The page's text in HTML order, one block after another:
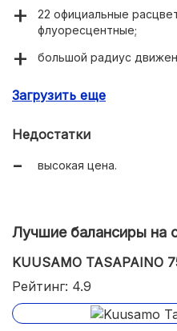
22 официальные
флуоресцентные;
большой радиус
Загрузить еще
Недостатки
высокая цена.
Лучшие балансиры на
KUUSAMO TASAPAINO
Рейтинг: 4.9